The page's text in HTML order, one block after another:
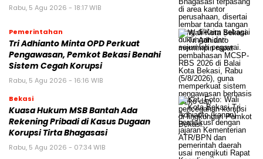
Rabu, 5 Agu 2026 - 18:17 WIB
Pemerintahan
Tri Adhianto Minta OPD Perkuat
Pengawasan, Pemkot Bekasi Benahi
Sistem Cegah Korupsi
Rabu, 5 Agu 2026 - 16:16 WIB
Bekasi
Kuasa Hukum MSB Bantah Ada
Rekening Pribadi di Kasus Dugaan
Korupsi Tirta Bhagasasi
Rabu, 5 Agu 2026 - 07:34 WIB